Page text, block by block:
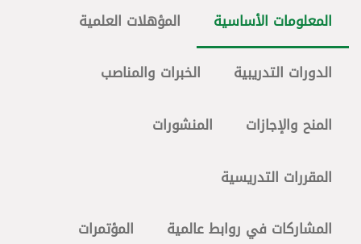
المعلومات الأساسية المؤهلات العلمية
الدورات التدريبية الخبرات والمناصب
المنح والإجازات المنشورات
المقررات التدريسية
المشاركات في روابط عالمية المؤتمرات